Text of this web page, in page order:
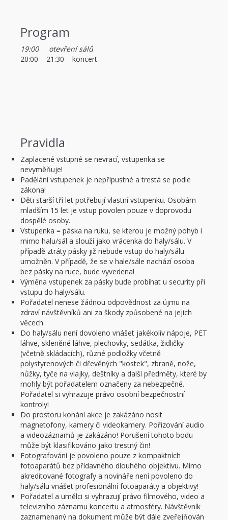
Program
19:00 otevření sálů
20:00 – 21:30 koncert
Pravidla
Zaplacené vstupné se nevrací, vstupenka se
nevyměňuje!
Padělání vstupenek je nepřípustné a trestá se podle
zákona!
Děti starší tří let potřebují vlastní vstupenku. Osobám
mladším 15 let je vstup povolen pouze v doprovodu
dospělé osoby.
Vstupenka = páska na ruku, se kterou je možný pohyb i
mimo halu/sál a slouží jako vrácenka do haly/sálu. V
případě ztráty pásky již nebude vstup do haly/sálu
umožněn. V případě, že se v hale/sále nachází osoba
bez pásky na ruce, bude vyvedena!
Výměna vstupenek za pásky bude probíhat u security při
vstupu do haly/sálu.
Pořadatel nenese žádnou odpovědnost za újmu na
zdraví návštěvníků ani za škody způsobené na jejich
věcech.
Do haly/sálu není dovoleno vnášet jakékoliv nápoje, PET
láhve, skleněné láhve, plechovky, sedátka, židličky
(včetně skládacích), různé podložky včetně
polystyrenových či dřevěných "kostek", zbraně, nože,
nůžky, tyče na vlajky, deštníky a další předměty, které by
mohly být pořadatelem označeny za nebezpečné.
Pořadatel si vyhrazuje právo osobní bezpečnostní
kontroly!
Do prostoru konání akce je zakázáno nosit
magnetofony, kamery či videokamery. Pořizování audio
a videozáznamů je zakázáno! Porušení tohoto bodu
může být klasifikováno jako trestný čin!
Fotografování je povoleno pouze z kompaktních
fotoaparátů bez přídavného dlouhého objektivu. Mimo
akreditované fotografy a novináře není povoleno do
haly/sálu vnášet profesionální fotoaparáty a objektivy!
Pořadatel a umělci si vyhrazují právo filmového, video a
televizního záznamu koncertu a atmosféry. Návštěvník
zaznamenaný na dokument může být dále zveřejňován